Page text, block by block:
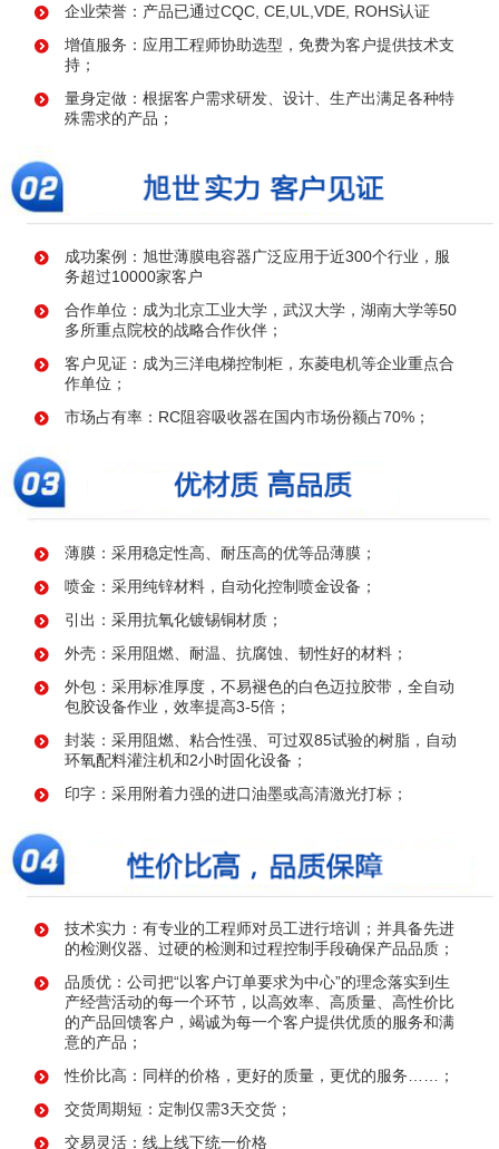
企业荣誉：产品已通过CQC, CE,UL,VDE, ROHS认证
增值服务：应用工程师协助选型，免费为客户提供技术支
持；
量身定做：根据客户需求研发、设计、生产出满足各种特
殊需求的产品；
成功案例：旭世薄膜电容器广泛应用于近300个行业，服
务超过10000家客户
合作单位：成为北京工业大学，武汉大学，湖南大学等50
多所重点院校的战略合作伙伴；
客户见证：成为三洋电梯控制柜，东菱电机等企业重点合
作单位；
市场占有率：RC阻容吸收器在国内市场份额占70%；
薄膜：采用稳定性高、耐压高的优等品薄膜；
喷金：采用纯锌材料，自动化控制喷金设备；
引出：采用抗氧化镀锡铜材质；
外壳：采用阻燃、耐温、抗腐蚀、韧性好的材料；
外包：采用标准厚度，不易褪色的白色迈拉胶带，全自动
包胶设备作业，效率提高3-5倍；
封装：采用阻燃、粘合性强、可过双85试验的树脂，自动
环氧配料灌注机和2小时固化设备；
印字：采用附着力强的进口油墨或高清激光打标；
技术实力：有专业的工程师对员工进行培训；并具备先进
的检测仪器、过硬的检测和过程控制手段确保产品品质；
品质优：公司把“以客户订单要求为中心”的理念落实到生
产经营活动的每一个环节，以高效率、高质量、高性价比
的产品回馈客户，竭诚为每一个客户提供优质的服务和满
意的产品；
性价比高：同样的价格，更好的质量，更优的服务……；
交货周期短：定制仅需3天交货；
交易灵活：线上线下统一价格